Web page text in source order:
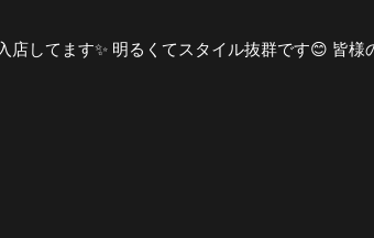
してます✨ 明るくてスタイル抜群です😊 皆様